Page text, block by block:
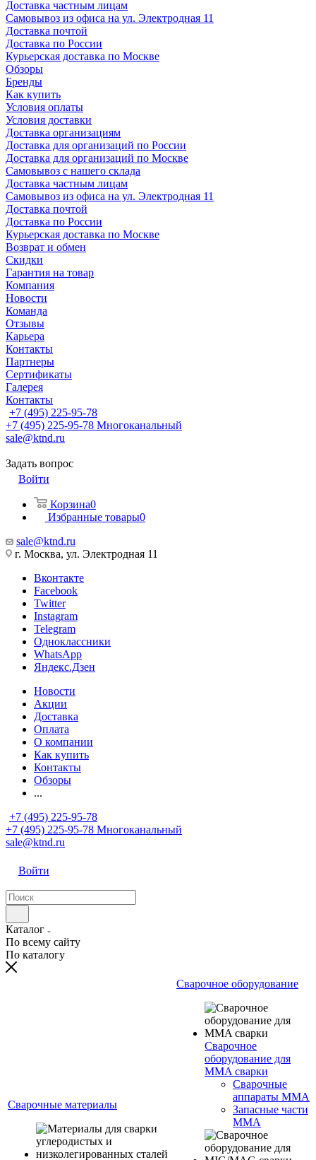
Доставка частным лицам
Самовывоз из офиса на ул. Электродная 11
Доставка почтой
Доставка по России
Курьерская доставка по Москве
Обзоры
Бренды
Как купить
Условия оплаты
Условия доставки
Доставка организациям
Доставка для организаций по России
Доставка для организаций по Москве
Самовывоз с нашего склада
Доставка частным лицам
Самовывоз из офиса на ул. Электродная 11
Доставка почтой
Доставка по России
Курьерская доставка по Москве
Возврат и обмен
Скидки
Гарантия на товар
Компания
Новости
Команда
Отзывы
Карьера
Контакты
Партнеры
Сертификаты
Галерея
Контакты
+7 (495) 225-95-78
+7 (495) 225-95-78 Многоканальный
sale@ktnd.ru
Задать вопрос
Войти
Корзина0
Избранные товары0
sale@ktnd.ru
г. Москва, ул. Электродная 11
Вконтакте
Facebook
Twitter
Instagram
Telegram
Одноклассники
WhatsApp
Яндекс.Дзен
Новости
Акции
Доставка
Оплата
О компании
Как купить
Контакты
Обзоры
...
+7 (495) 225-95-78
+7 (495) 225-95-78 Многоканальный
sale@ktnd.ru
Войти
Каталог
По всему сайту
По каталогу
Сварочные материалы
Сварочное оборудование
Сварочное
оборудование для
MMA сварки
Сварочные
аппараты MMA
Запасные части
MMA